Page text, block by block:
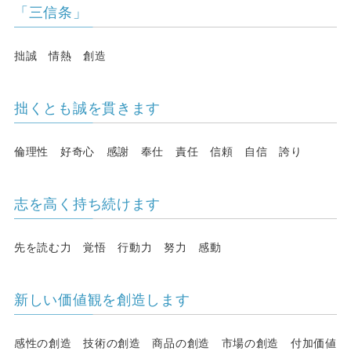
「三信条」
拙誠 情熱 創造
拙くとも誠を貫きます
倫理性 好奇心 感謝 奉仕 責任 信頼 自信 誇り
志を高く持ち続けます
先を読む力 覚悟 行動力 努力 感動
新しい価値観を創造します
感性の創造 技術の創造 商品の創造 市場の創造 付加価値